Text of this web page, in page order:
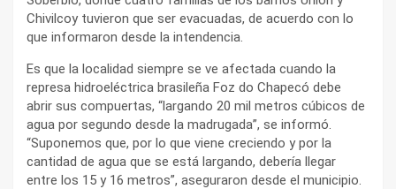
Chivilcoy tuvieron que ser evacuadas, de acuerdo con lo
que informaron desde la intendencia.
Es que la localidad siempre se ve afectada cuando la
represa hidroeléctrica brasileña Foz do Chapecó debe
abrir sus compuertas, “largando 20 mil metros cúbicos de
agua por segundo desde la madrugada”, se informó.
“Suponemos que, por lo que viene creciendo y por la
cantidad de agua que se está largando, debería llegar
entre los 15 y 16 metros”, aseguraron desde el municipio.